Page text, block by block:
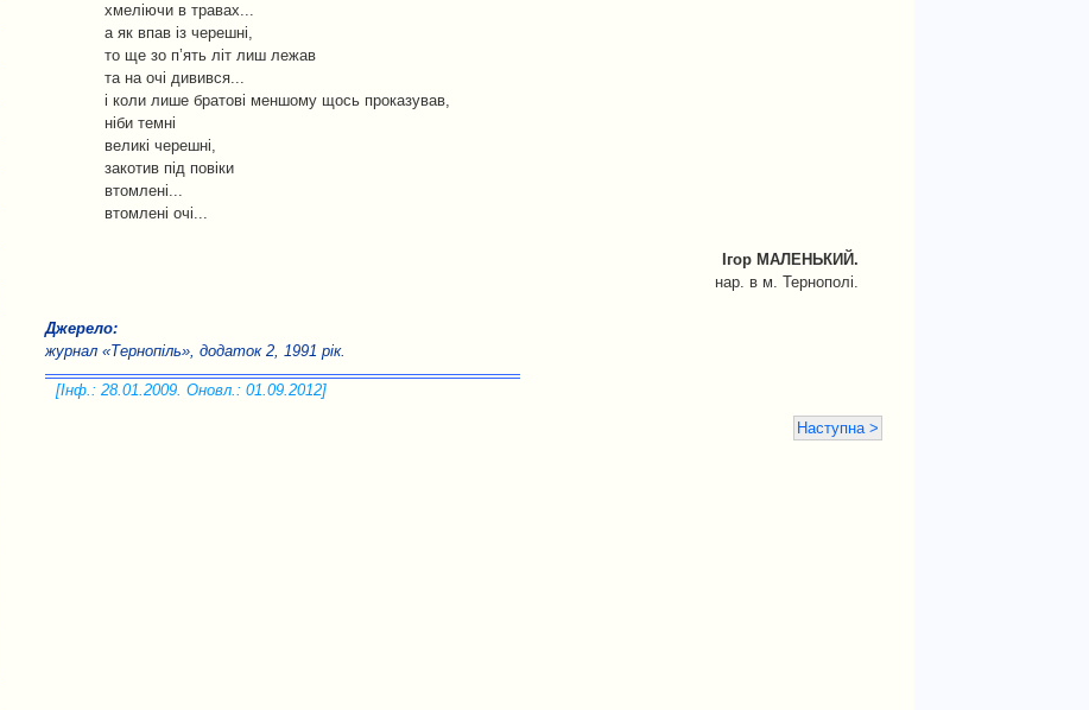
хмеліючи в травах...
а як впав із черешні,
то ще зо п’ять літ лиш лежав
та на очі дивився...
і коли лише братові меншому щось проказував,
ніби темні
великі черешні,
закотив під повіки
втомлені...
втомлені очі...
Ігор МАЛЕНЬКИЙ.
нар. в м. Тернополі.
Джерело:
журнал «Тернопіль», додаток 2, 1991 рік.
[Інф.: 28.01.2009. Оновл.: 01.09.2012]
Наступна >